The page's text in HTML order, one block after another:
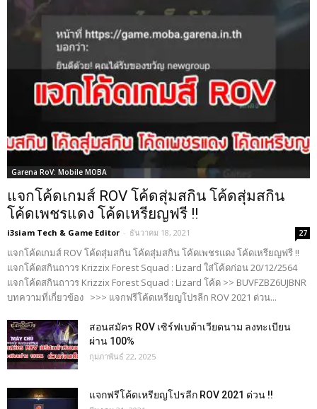
Garena RoV: Mobile MOBA
แจกโค้ดเกมส์ ROV โค้ดสุ่มสกิน โค้ดสุ่มสกิน
โค้ดเพชรแดง โค้ดเหรียญฟรี !!
i3siam Tech & Game Editor - ธันวาคม 18, 2021 27
แจกโค้ดเกมส์ ROV โค้ดสุ่มสกิน โค้ดสุ่มสกิน โค้ดเพชรแดง โค้ดเหรียญฟรี !!
แจกโค้ดสกินถาวร Krizzix Forest Squad : Lizard ใส่โค้ดก่อน 20/12/2564
แจกโค้ดสกินถาวร Krizzix Forest Squad : Lizard โค้ด >> BUVFZBZ6UJBNR
บทความที่เกี่ยวข้อง >>> แจกฟรีโค้ดเหรียญโปรลีก ROV 2021 ด่วน...
สอนสมัคร ROV เซิร์ฟเบต้าเวียดนาม ลงทะเบียน
ผ่าน 100%
กุมภาพันธ์ 22, 2025
แจกฟรีโค้ดเหรียญโปรลีก ROV 2021 ด่วน !!